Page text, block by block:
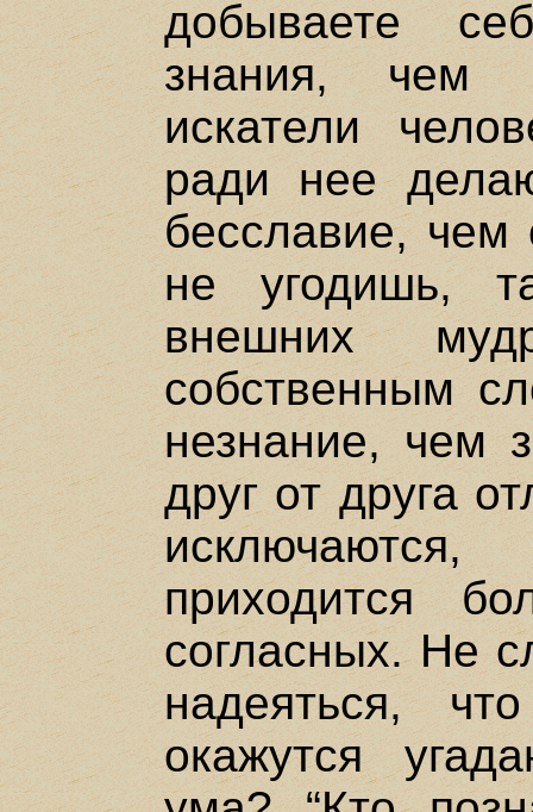
добываете
знания, чем
искатели
ради нее
бесславие, чем
не угодишь,
внешних
собственным
незнание, чем
друг от друга
приходится
согласных. Не
надеяться,
окажутся